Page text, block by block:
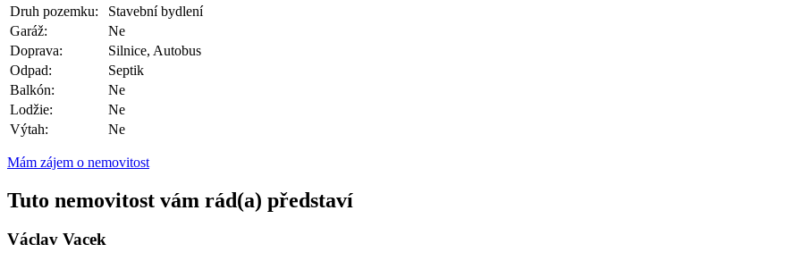
Druh pozemku:
Stavební bydlení
Garáž:
Ne
Doprava:
Silnice, Autobus
Odpad:
Septik
Balkón:
Ne
Lodžie:
Ne
Výtah:
Ne
Mám zájem o nemovitost
Tuto nemovitost vám rád(a) představí
Václav Vacek